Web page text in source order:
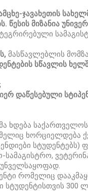
ჯავახეთის
წესის მიზანია
მასწავლებლის
სწავლის
დაწესებული
ხდება
ხორციელდება
რომელიც
სტუდენტისთვის 300